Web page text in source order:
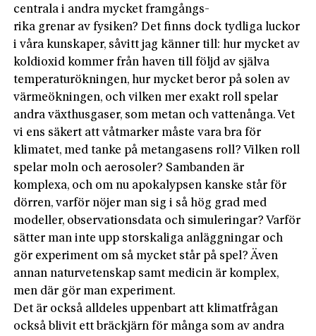
centrala i andra mycket framgångs-
rika grenar av fysiken? Det finns dock tydliga luckor
i våra kunskaper, såvitt jag känner till: hur mycket av
koldioxid kommer från haven till följd av själva
temperaturökningen, hur mycket beror på solen av
värmeökningen, och vilken mer exakt roll spelar
andra växthusgaser, som metan och vattenånga. Vet
vi ens säkert att våtmarker måste vara bra för
klimatet, med tanke på metangasens roll? Vilken roll
spelar moln och aerosoler? Sambanden är
komplexa, och om nu apokalypsen kanske står för
dörren, varför nöjer man sig i så hög grad med
modeller, observationsdata och simuleringar? Varför
sätter man inte upp storskaliga anläggningar och
gör experiment om så mycket står på spel? Även
annan naturvetenskap samt medicin är komplex,
men där gör man experiment.
Det är också alldeles uppenbart att klimatfrågan
också blivit ett bräckjärn för många som av andra